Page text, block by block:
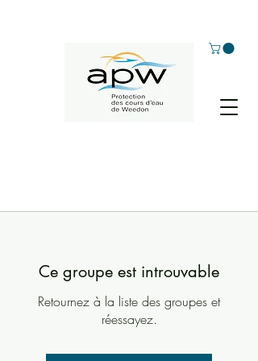
Ce groupe est introuvable
Retournez à la liste des groupes et
réessayez.